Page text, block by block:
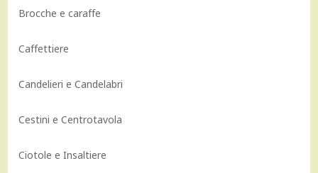
Brocche e caraffe
Caffettiere
Candelieri e Candelabri
Cestini e Centrotavola
Ciotole e Insaltiere